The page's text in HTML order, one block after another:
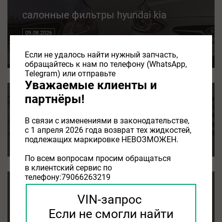
салонные фильтры hyundai kia
09.08.2026
kia sorento салонный фильтр
08.08.2026
kia sorento салонный фильтр
kia soul салонный фильтр
08.08.2026
Если не удалось найти нужный запчасть,
обращайтесь к нам по телефону (WhatsApp,
Telegram) или отправьте
Уважаемые клиенты и
партнёры!
В связи с изменениями в законодательстве,
с 1 апреля 2026 года возврат тех жидкостей,
подлежащих маркировке НЕВОЗМОЖЕН.
По всем вопросам просим обращаться
в клиентский сервис по
телефону:79066263219
VIN-запрос
Если не смогли найти